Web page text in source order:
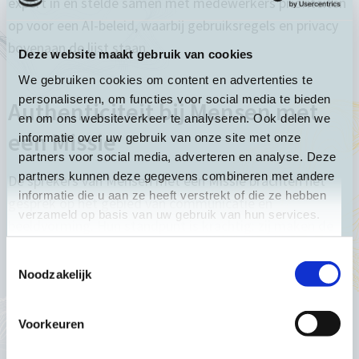
Deze website maakt gebruik van cookies
We gebruiken cookies om content en advertenties te
personaliseren, om functies voor social media te bieden
en om ons websiteverkeer te analyseren. Ook delen we
informatie over uw gebruik van onze site met onze
partners voor social media, adverteren en analyse. Deze
partners kunnen deze gegevens combineren met andere
informatie die u aan ze heeft verstrekt of die ze hebben
verzameld op basis van uw gebruik van hun services.
Noodzakelijk
Voorkeuren
op voor een AI-beleid, waarbij gebruiksregels en privacy
bovenaan de lijst staan.
Authenticiteit bij Mensen met
een Missie
De sprekers van Mensen met een Missie brachten het
gesprek op het gebied van communicatie en
beeldvorming. Hun standpunt is krachtig: zij maken de
gebruiken. Waarom? Omdat hun hele organisatie draait
om vertrouwen, empathie en menselijke verbinding. AI-
beelden kunnen schadelijke stereotypen zoals “poverty-
porn” of het “white-saviour narrative” versterken, wat